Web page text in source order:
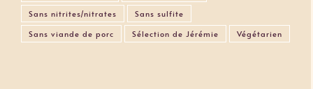
Sans nitrites/nitrates
Sans sulfite
Sans viande de porc
Sélection de Jérémie Végétarien